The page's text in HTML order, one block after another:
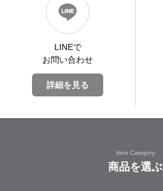
LINEで
お問い合わせ
詳細を見る
Item Category
商品を選ぶ